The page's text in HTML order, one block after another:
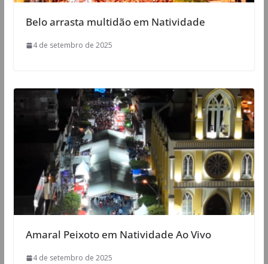
Belo arrasta multidão em Natividade
4 de setembro de 2025
Amaral Peixoto em Natividade Ao Vivo
4 de setembro de 2025